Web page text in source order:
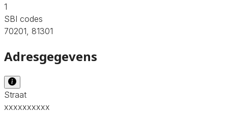
1
SBI codes
70201, 81301
Adresgegevens
Straat
xxxxxxxxxx